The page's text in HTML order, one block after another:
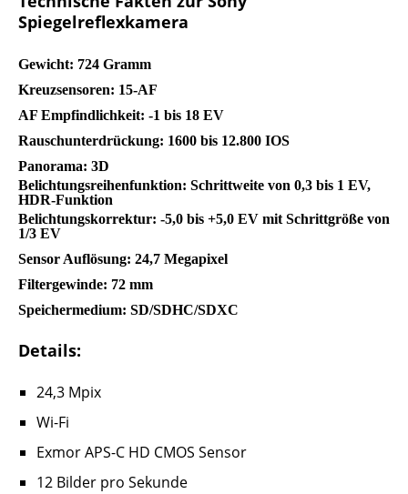
Spiegelreflexkamera
Gewicht: 724 Gramm
Kreuzsensoren: 15-AF
AF Empfindlichkeit: -1 bis 18 EV
Rauschunterdrückung: 1600 bis 12.800 IOS
Panorama: 3D
Belichtungsreihenfunktion: Schrittweite von 0,3 bis 1 EV,
HDR-Funktion
Belichtungskorrektur: -5,0 bis +5,0 EV mit Schrittgröße von
1/3 EV
Sensor Auflösung: 24,7 Megapixel
Filtergewinde: 72 mm
Speichermedium: SD/SDHC/SDXC
Details:
24,3 Mpix
Wi-Fi
Exmor APS-C HD CMOS Sensor
12 Bilder pro Sekunde